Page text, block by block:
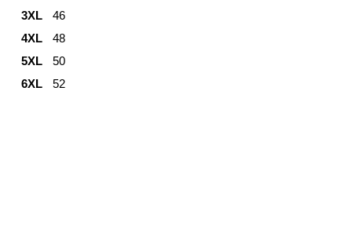
3XL
46
4XL
48
5XL
50
6XL
52